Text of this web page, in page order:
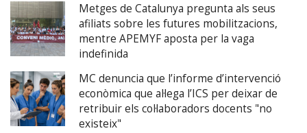
Metges de Catalunya pregunta als seus
afiliats sobre les futures mobilitzacions,
mentre APEMYF aposta per la vaga
indefinida
MC denuncia que l’informe d’intervenció
econòmica que al·lega l’ICS per deixar de
retribuir els col·laboradors docents "no
existeix"